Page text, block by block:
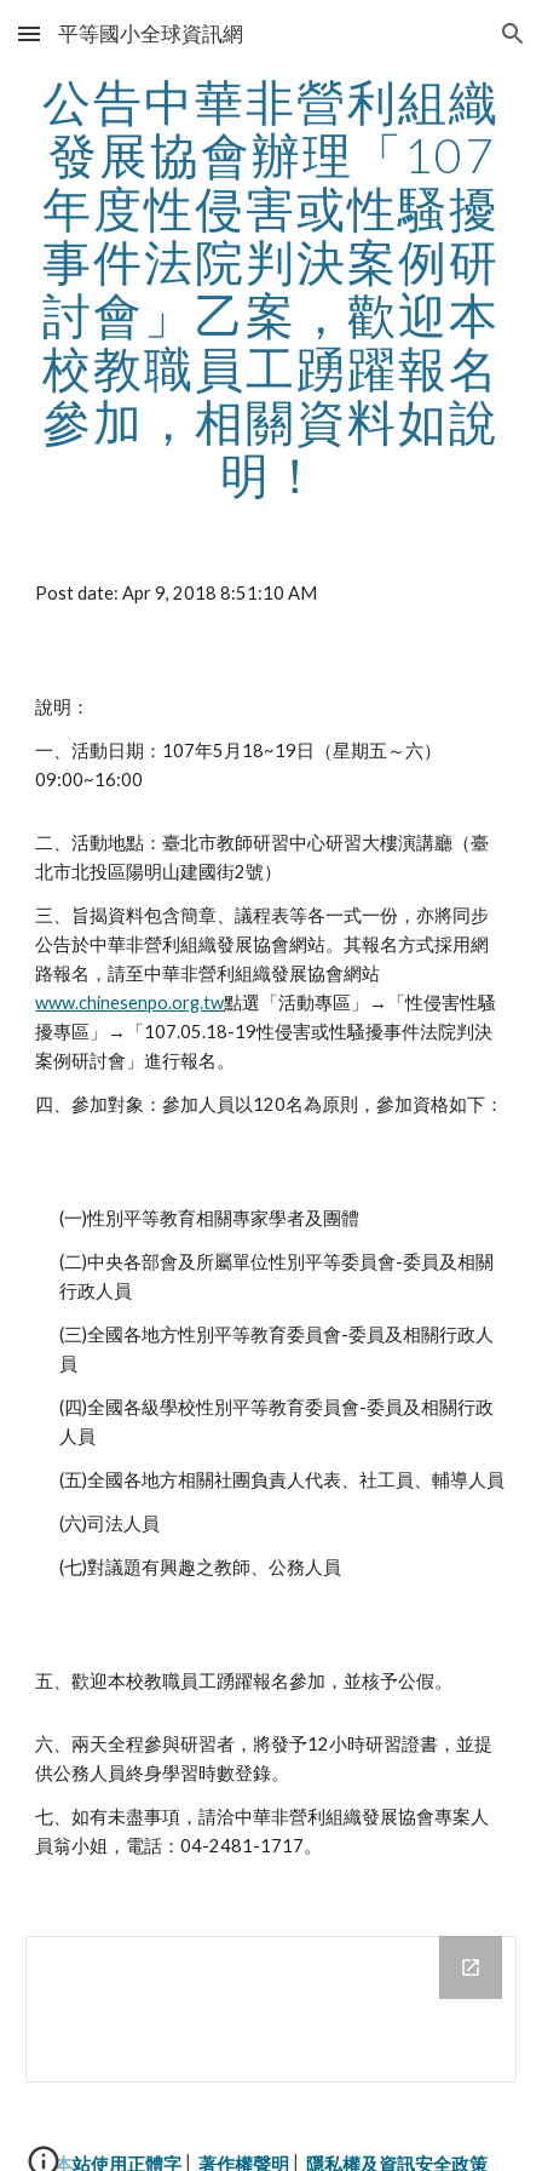
Skip to main content Skip to navigation
平等國小全球資訊網
公告中華非營利組織
發展協會辦理「107
年度性侵害或性騷擾
事件法院判決案例研
討會」乙案，歡迎本
校教職員工踴躍報名
參加，相關資料如說
明！
Post date: Apr 9, 2018 8:51:10 AM
說明：
一、活動日期：107年5月18~19日（星期五～六）
09:00~16:00
二、活動地點：臺北市教師研習中心研習大樓演講廳（臺
北市北投區陽明山建國街2號）
三、旨揭資料包含簡章、議程表等各一式一份，亦將同步
公告於中華非營利組織發展協會網站。其報名方式採用網
路報名，請至中華非營利組織發展協會網站
www.chinesenpo.org.tw點選「活動專區」→「性侵害性騷
擾專區」→「107.05.18-19性侵害或性騷擾事件法院判決
案例研討會」進行報名。
四、參加對象：參加人員以120名為原則，參加資格如下：
(一)性別平等教育相關專家學者及團體
(二)中央各部會及所屬單位性別平等委員會-委員及相關
行政人員
(三)全國各地方性別平等教育委員會-委員及相關行政人
員
(四)全國各級學校性別平等教育委員會-委員及相關行政
人員
(五)全國各地方相關社團負責人代表、社工員、輔導人員
(六)司法人員
(七)對議題有興趣之教師、公務人員
五、歡迎本校教職員工踴躍報名參加，並核予公假。
六、兩天全程參與研習者，將發予12小時研習證書，並提
供公務人員終身學習時數登錄。
七、如有未盡事項，請洽中華非營利組織發展協會專案人
員翁小姐，電話：04-2481-1717。
本站使用正體字 著作權聲明 隱私權及資訊安全政策